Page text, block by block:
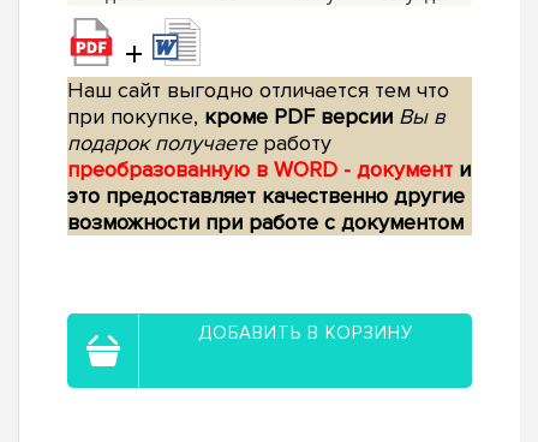
+
Наш сайт выгодно отличается тем что
при покупке, кроме PDF версии Вы в
подарок получаетеработу
преобразованную в WORD - документ и
это предоставляет качественно другие
возможности при работе с документом
ДОБАВИТЬ В КОРЗИНУ